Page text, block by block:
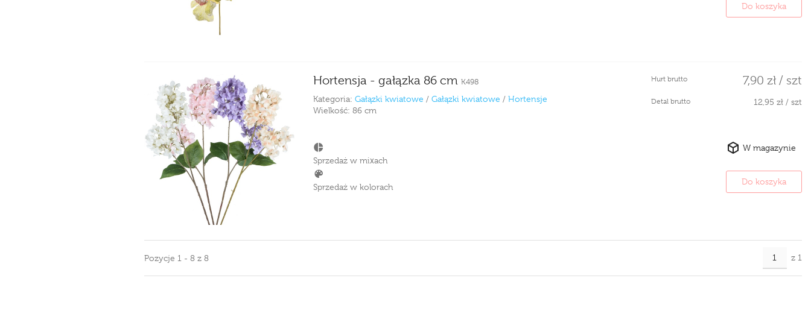
Do koszyka
Hortensja - gałązka 86 cm K498
Kategoria: Gałązki kwiatowe / Gałązki kwiatowe / Hortensje
Wielkość: 86 cm
Hurt brutto 7,90 zł / szt
Detal brutto 12,95 zł / szt
Sprzedaż w mixach
Sprzedaż w kolorach
W magazynie
Do koszyka
Pozycje 1 - 8 z 8 z 1